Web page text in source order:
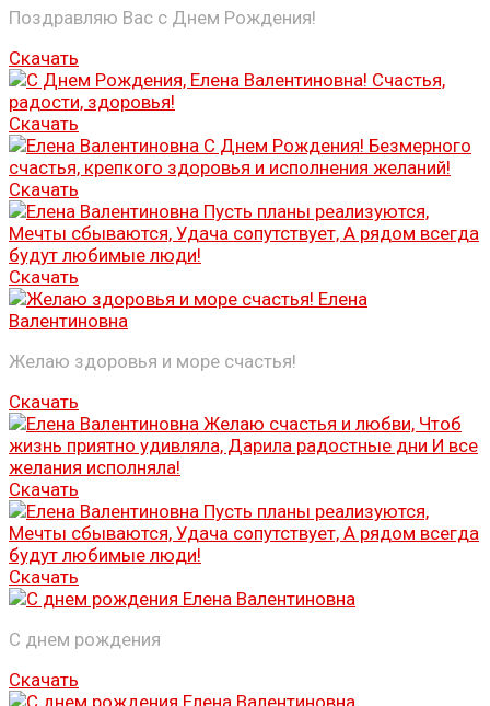
Поздравляю Вас с Днем Рождения!
Скачать
Скачать
Скачать
Скачать
Желаю здоровья и море счастья!
Скачать
Скачать
Скачать
С днем рождения
Скачать